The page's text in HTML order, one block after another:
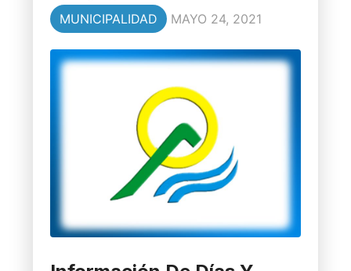
MUNICIPALIDAD
MAYO 24, 2021